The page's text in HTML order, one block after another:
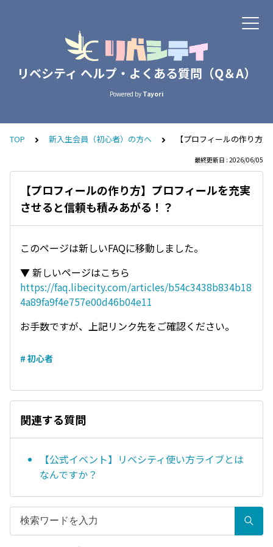
リベシティ ヘルプ・よくある質問（Q＆A）
Powered by Tayori
TOP 新入生会員（初心者）の方へ 【プロフィールの作り方
最終更新日 : 2026/06/05
【プロフィールの作り方】プロフィールを充実
させると信頼も積みあがる！？
このページは新しいFAQに移動しました。
▼ 新しいページはこちら
https://faq.libecity.com/articles/b54c3438b834b18
4a89fa9f4e757e00d46b04e11
お手数ですが、上記リンク先をご確認ください。
# 初心者
関連する質問
【公式イベント】リベシティ使い方ライブとは
なんですか？